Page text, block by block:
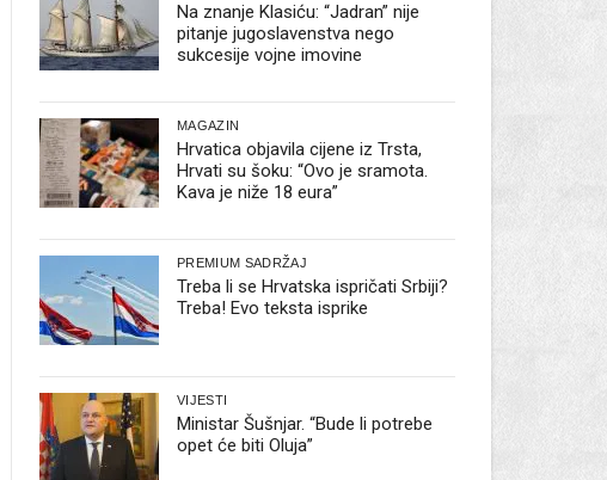
Na znanje Klasiću: “Jadran” nije
pitanje jugoslavenstva nego
sukcesije vojne imovine
MAGAZIN
Hrvatica objavila cijene iz Trsta,
Hrvati su šoku: “Ovo je sramota.
Kava je niže 18 eura”
PREMIUM SADRŽAJ
Treba li se Hrvatska ispričati Srbiji?
Treba! Evo teksta isprike
VIJESTI
Ministar Šušnjar. “Bude li potrebe
opet će biti Oluja”